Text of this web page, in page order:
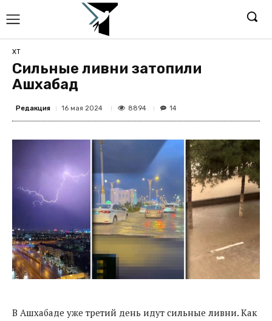
ХТ
Сильные ливни затопили
Ашхабад
Редакция 16 мая 2024 8894 14
В Ашхабаде уже третий день идут сильные ливни. Как